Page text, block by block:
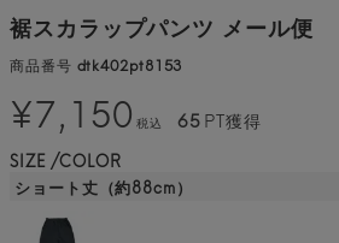
裾スカラップパンツ メール便
商品番号 dtk402pt8153
¥7,150 税込 65PT獲得
SIZE
COLOR
ショート丈（約88cm）